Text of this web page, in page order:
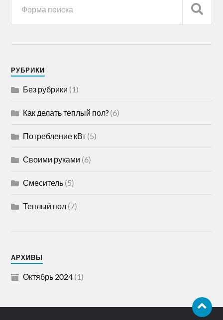
РУБРИКИ
Без рубрики (1)
Как делать теплый пол? (6)
Потребление кВт (5)
Своими руками (6)
Смеситель (5)
Теплый пол (7)
АРХИВЫ
Октябрь 2024 (1)